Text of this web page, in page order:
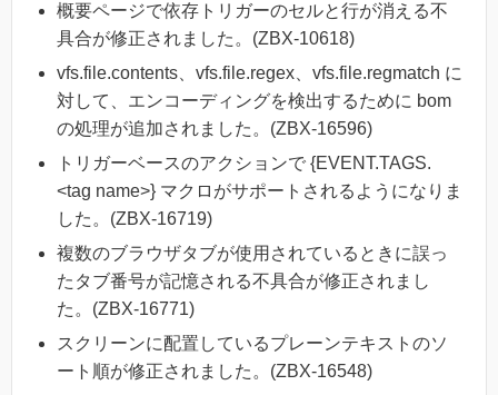
概要ページで依存トリガーのセルと行が消える不
具合が修正されました。(ZBX-10618)
vfs.file.contents、vfs.file.regex、vfs.file.regmatch に
対して、エンコーディングを検出するために bom
の処理が追加されました。(ZBX-16596)
トリガーベースのアクションで {EVENT.TAGS.
<tag name>} マクロがサポートされるようになりま
した。(ZBX-16719)
複数のブラウザタブが使用されているときに誤っ
たタブ番号が記憶される不具合が修正されまし
た。(ZBX-16771)
スクリーンに配置しているプレーンテキストのソ
ート順が修正されました。(ZBX-16548)